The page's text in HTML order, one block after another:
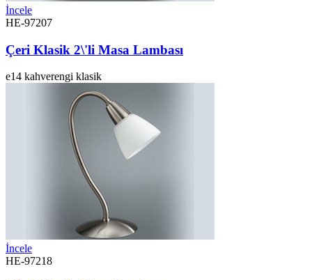
İncele
HE-97207
Çeri Klasik 2\'li Masa Lambası
e14 kahverengi klasik
İncele
HE-97218